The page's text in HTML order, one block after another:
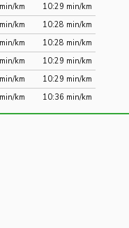
km
10:29 min/km
km
10:28 min/km
km
10:28 min/km
km
10:29 min/km
km
10:29 min/km
km 10:36 min/km